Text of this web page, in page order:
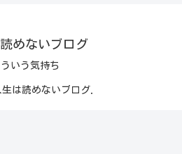
めないブログ
いう気持ち
は読めないブログ.